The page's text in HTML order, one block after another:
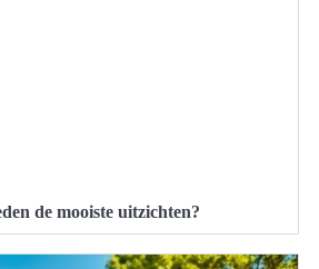
de mooiste uitzichten?